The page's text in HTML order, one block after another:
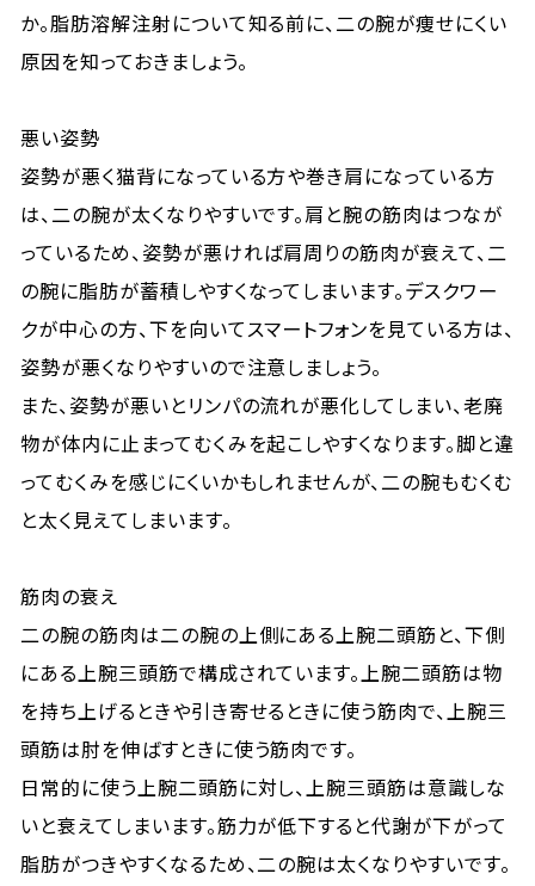
か。脂肪溶解注射について知る前に、二の腕が痩せにくい
原因を知っておきましょう。
悪い姿勢
姿勢が悪く猫背になっている方や巻き肩になっている方
は、二の腕が太くなりやすいです。肩と腕の筋肉はつなが
っているため、姿勢が悪ければ肩周りの筋肉が衰えて、二
の腕に脂肪が蓄積しやすくなってしまいます。デスクワー
クが中心の方、下を向いてスマートフォンを見ている方は、
姿勢が悪くなりやすいので注意しましょう。
また、姿勢が悪いとリンパの流れが悪化してしまい、老廃
物が体内に止まってむくみを起こしやすくなります。脚と違
ってむくみを感じにくいかもしれませんが、二の腕もむくむ
と太く見えてしまいます。
筋肉の衰え
二の腕の筋肉は二の腕の上側にある上腕二頭筋と、下側
にある上腕三頭筋で構成されています。上腕二頭筋は物
を持ち上げるときや引き寄せるときに使う筋肉で、上腕三
頭筋は肘を伸ばすときに使う筋肉です。
日常的に使う上腕二頭筋に対し、上腕三頭筋は意識しな
いと衰えてしまいます。筋力が低下すると代謝が下がって
脂肪がつきやすくなるため、二の腕は太くなりやすいです。